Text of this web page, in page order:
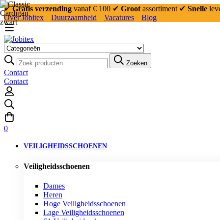
✔Gratis verzending vanaf € 100 ✔ Groot assortiment ✔ Snelle
Over Jobitex
Duurzaamheid Vacatures Blog
Zoeken:
Zoeken
Contact
Contact
0
VEILIGHEIDSSCHOENEN
Veiligheidsschoenen
Dames
Heren
Hoge Veiligheidsschoenen
Lage Veiligheidsschoenen